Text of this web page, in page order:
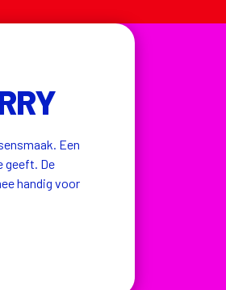
Een
geeft. De
handig voor